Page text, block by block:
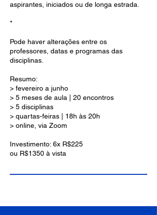
aspirantes, iniciados ou de longa estrada.
*
Pode haver alterações entre os
professores, datas e programas das
disciplinas.
Resumo:
> fevereiro a junho
> 5 meses de aula | 20 encontros
> 5 disciplinas
> quartas-feiras | 18h às 20h
> online, via Zoom
Investimento: 6x R$225
ou R$1350 à vista